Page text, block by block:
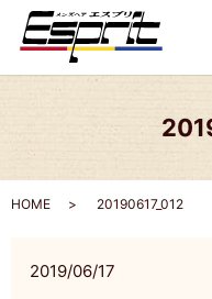
HOME 20190617_012
2019/06/17